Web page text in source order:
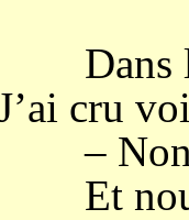
Dans
cru
– Non,
Et nous